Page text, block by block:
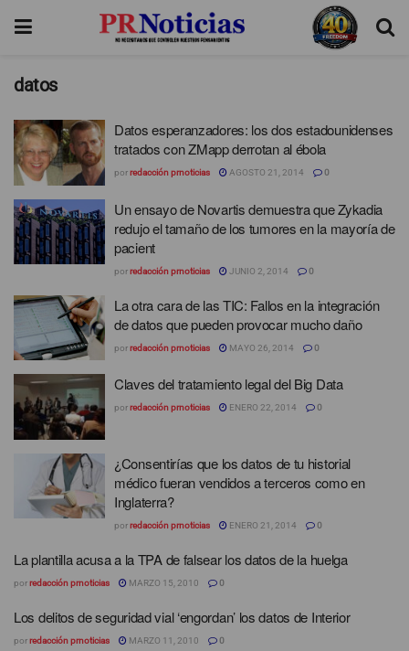
datos
Datos esperanzadores: los dos estadounidenses
tratados con ZMapp derrotan al ébola
porredacción prnoticias AGOSTO 21, 2014 0
Un ensayo de Novartis demuestra que Zykadia
redujo el tamaño de los tumores en la mayoría de
pacient
porredacción prnoticias JUNIO 2, 2014 0
La otra cara de las TIC: Fallos en la integración
de datos que pueden provocar mucho daño
porredacción prnoticias MAYO 26, 2014 0
Claves del tratamiento legal del Big Data
porredacción prnoticias ENERO 22, 2014 0
¿Consentirías que los datos de tu historial
médico fueran vendidos a terceros como en
Inglaterra?
porredacción prnoticias ENERO 21, 2014 0
La plantilla acusa a la TPA de falsear los datos de la huelga
porredacción prnoticias MARZO 15, 2010 0
Los delitos de seguridad vial ‘engordan’ los datos de Interior
porredacción prnoticias MARZO 11, 2010 0